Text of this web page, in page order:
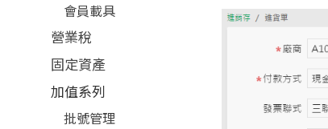
會員載具
營業稅
固定資產
加值系列
批號管理